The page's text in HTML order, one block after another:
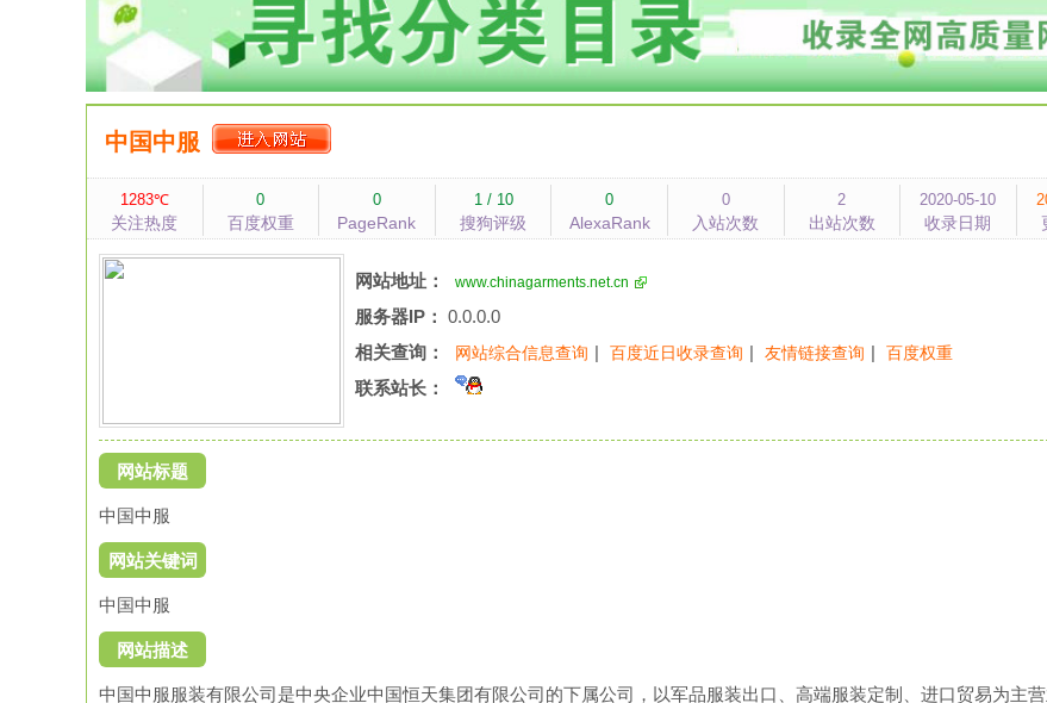
中国中服
1283℃
关注热度
0
百度权重
0
PageRank
1 / 10
搜狗评级
0
AlexaRank
0
入站次数
2
出站次数
2020-05-10
收录日期
网站地址： www.chinagarments.net.cn
服务器IP： 0.0.0.0
相关查询：
网站综合信息查询 | 百度近日收录查询 | 友情链接查询 | 百度权重
联系站长：
网站标题
中国中服
网站关键词
中国中服
网站描述
中国中服服装有限公司是中央企业中国恒天集团有限公司的下属公司，以军品服装出口、高端服装定制、进口贸易为主